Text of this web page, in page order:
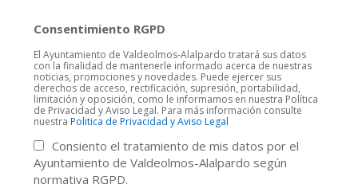
Consentimiento RGPD
El Ayuntamiento de Valdeolmos-Alalpardo tratará sus datos
con la finalidad de mantenerle informado acerca de nuestras
noticias, promociones y novedades. Puede ejercer sus
derechos de acceso, rectificación, supresión, portabilidad,
limitación y oposición, como le informamos en nuestra Política
de Privacidad y Aviso Legal. Para más información consulte
nuestra Politica de Privacidad y Aviso Legal
Consiento el tratamiento de mis datos por el
Ayuntamiento de Valdeolmos-Alalpardo según
normativa RGPD.